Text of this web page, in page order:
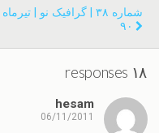
شماره ۳۸ | گرافیک نو | تیرماه
۹۰
۱۸ responses
hesam
06/11/2011